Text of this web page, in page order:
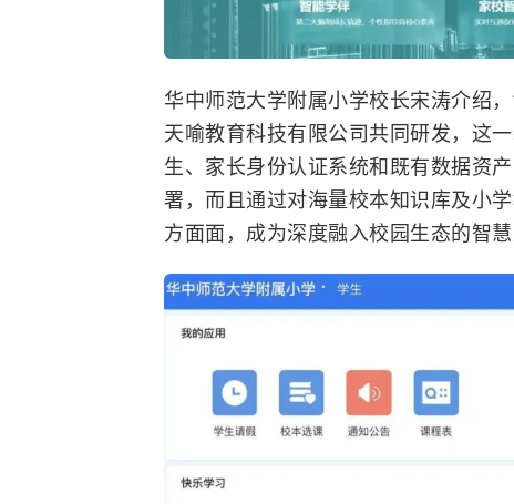
华中师范大学附属小学校长宋涛介绍
天喻教育科技有限公司共同研发，这
生、家长身份认证系统和既有数据资
署，而且通过对海量校本知识库及小
方面面，成为深度融入校园生态的智慧